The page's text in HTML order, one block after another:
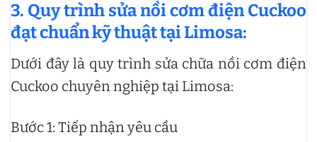
3. Quy trình sửa nồi cơm điện Cuckoo
đạt chuẩn kỹ thuật tại Limosa:
Dưới đây là quy trình sửa chữa nồi cơm điện
Cuckoo chuyên nghiệp tại Limosa:
Bước 1: Tiếp nhận yêu cầu